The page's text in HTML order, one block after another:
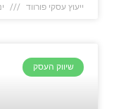
ייעוץ עסקי פורווד
שיווק העסק